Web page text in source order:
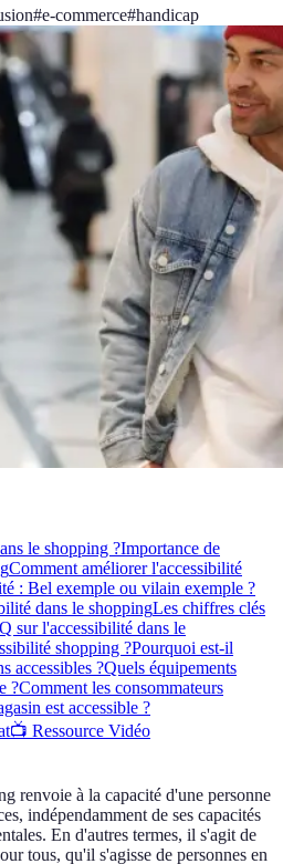
#e-commerce#handicap
le shopping ?Importance de
Comment améliorer l'accessibilité
: Bel exemple ou vilain exemple ?
dans le shoppingLes chiffres clés
sur l'accessibilité dans le
shopping ?Pourquoi est-il
accessibles ?Quels équipements
?Comment les consommateurs
est accessible ?
📺 Ressource Vidéo
renvoie à la capacité d'une personne
indépendamment de ses capacités
En d'autres termes, il s'agit de
tous, qu'il s'agisse de personnes en